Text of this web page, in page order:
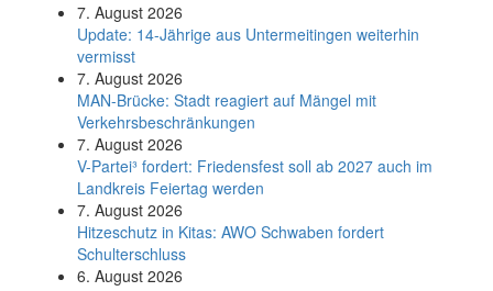
7. August 2026
Update: 14-Jährige aus Untermeitingen weiterhin
vermisst
7. August 2026
MAN-Brücke: Stadt reagiert auf Mängel mit
Verkehrsbeschränkungen
7. August 2026
V-Partei­³ fordert: Friedens­fest soll ab 2027 auch im
Land­kreis Feier­tag werden
7. August 2026
Hitzeschutz in Kitas: AWO Schwaben fordert
Schulterschluss
6. August 2026